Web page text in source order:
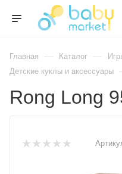
Главная — Каталог —
Детские куклы и аксессуары
Rong Long